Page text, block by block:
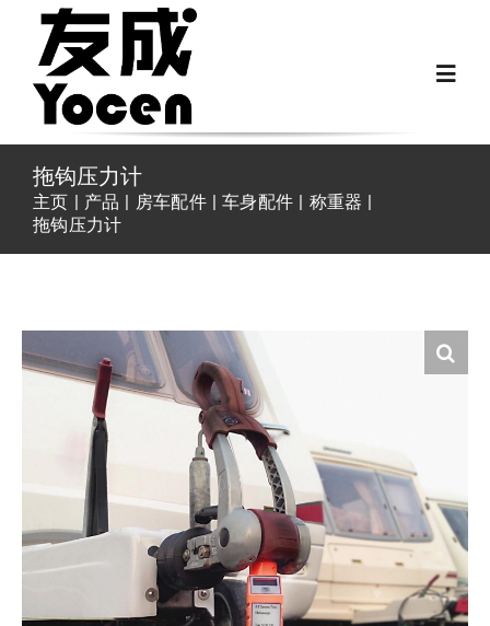
首页
关于我们
房车配件
Fiat Ducato零件
下载
拖钩压力计
主页 产品 房车配件 车身配件
称重器
拖钩压力计